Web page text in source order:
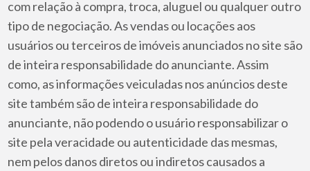
com relação à compra, troca, aluguel ou qualquer outro
tipo de negociação. As vendas ou locações aos
usuários ou terceiros de imóveis anunciados no site são
de inteira responsabilidade do anunciante. Assim
como, as informações veiculadas nos anúncios deste
site também são de inteira responsabilidade do
anunciante, não podendo o usuário responsabilizar o
site pela veracidade ou autenticidade das mesmas,
nem pelos danos diretos ou indiretos causados a